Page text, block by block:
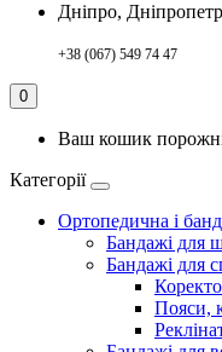
Дніпро,
+38 (067) 549 74 47
0
Ваш кошик
Категорії
Ортопедична і
Бандажі для
Бандажі для
Пояси,